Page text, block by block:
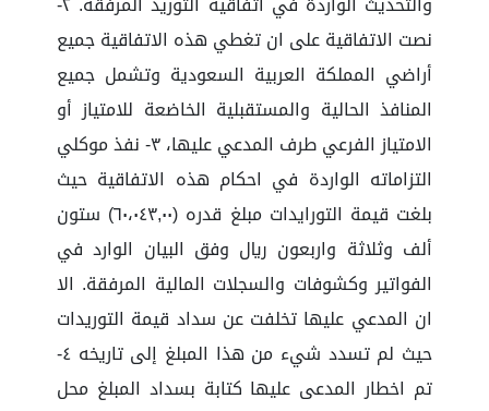
نصت الاتفاقية على ان تغطي هذه الاتفاقية جميع
أراضي المملكة العربية السعودية وتشمل جميع
المنافذ الحالية والمستقبلية الخاضعة للامتياز أو
الامتياز الفرعي طرف المدعي عليها، ٣- نفذ موكلي
التزاماته الواردة في احكام هذه الاتفاقية حيث
بلغت قيمة التورايدات مبلغ قدره (٦٠،٠٤٣,٠٠) ستون
ألف وثلاثة واربعون ريال وفق البيان الوارد في
الفواتير وكشوفات والسجلات المالية المرفقة. الا
ان المدعي عليها تخلفت عن سداد قيمة التوريدات
حيث لم تسدد شيء من هذا المبلغ إلى تاريخه ٤-
تم اخطار المدعى عليها كتابة بسداد المبلغ محل